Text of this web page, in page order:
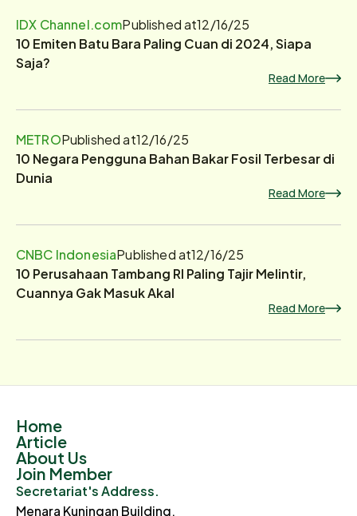
IDX Channel.comPublished at12/16/25
10 Emiten Batu Bara Paling Cuan di 2024, Siapa
Saja?
Read More
METROPublished at12/16/25
10 Negara Pengguna Bahan Bakar Fosil Terbesar di
Dunia
Read More
CNBC IndonesiaPublished at12/16/25
10 Perusahaan Tambang RI Paling Tajir Melintir,
Cuannya Gak Masuk Akal
Read More
Home
Article
About Us
Join Member
Secretariat's Address.
Menara Kuningan Building.